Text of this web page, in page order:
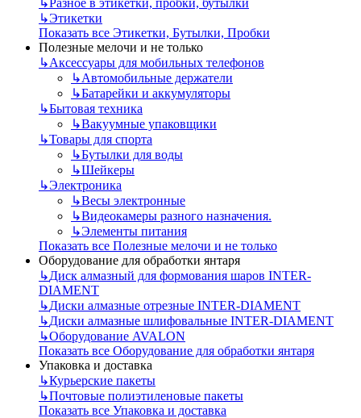
↳Этикетки
Показать все Этикетки, Бутылки, Пробки
Полезные мелочи и не только
↳Аксессуары для мобильных телефонов
↳Автомобильные держатели
↳Батарейки и аккумуляторы
↳Бытовая техника
↳Вакуумные упаковщики
↳Товары для спорта
↳Бутылки для воды
↳Шейкеры
↳Электроника
↳Весы электронные
↳Видеокамеры разного назначения.
↳Элементы питания
Показать все Полезные мелочи и не только
Оборудование для обработки янтаря
↳Диск алмазный для формования шаров INTER-
DIAMENT
↳Диски алмазные отрезные INTER-DIAMENT
↳Диски алмазные шлифовальные INTER-DIAMENT
↳Оборудование AVALON
Показать все Оборудование для обработки янтаря
Упаковка и доставка
↳Курьерские пакеты
↳Почтовые полиэтиленовые пакеты
Показать все Упаковка и доставка